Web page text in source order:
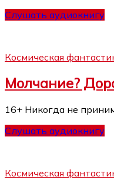
Слушать аудиокнигу
Космическая
Молчание?
16+ Никогда не
Слушать аудиокнигу
Космическая